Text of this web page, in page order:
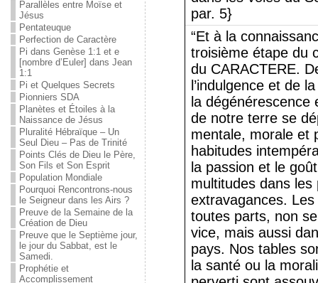
Parallèles entre Moïse et
Jésus
Pentateuque
Perfection de Caractère
Pi dans Genèse 1:1 et e
[nombre d’Euler] dans Jean
1:1
Pi et Quelques Secrets
Pionniers SDA
Planètes et Étoiles à la
Naissance de Jésus
Pluralité Hébraïque – Un
Seul Dieu – Pas de Trinité
Points Clés de Dieu le Père,
Son Fils et Son Esprit
Population Mondiale
Pourquoi Rencontrons-nous
le Seigneur dans les Airs ?
Preuve de la Semaine de la
Création de Dieu
Preuve que le Septième jour,
le jour du Sabbat, est le
Samedi.
Prophétie et
Accomplissement
par. 5}
“Et à la
troisième étape du
du CARACTERE.
l’indulgence et de
la
de notre terre se
mentale, morale et
habitudes
la passion et le
multitudes dans
extravagances.
toutes parts, non
vice, mais aussi
pays. Nos tables
la santé ou la